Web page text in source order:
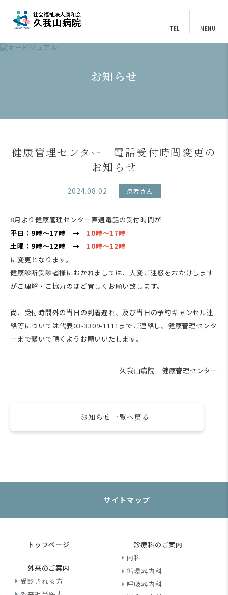
TEL MENU
お知らせ
健康管理センター 電話受付時間変更の
お知らせ
2024.08.02 患者さん
8月より健康管理センター直通電話の受付時間が
平日：9時～17時 → 10時～17時
土曜：9時～12時 → 10時～12時
に変更となります。
健康診断受診者様におかれましては、大変ご迷惑をおかけします
がご理解・ご協力のほど宜しくお願い致します。
尚、受付時間外の当日の到着遅れ、及び当日の予約キャンセル連
絡等については代表03-3309-1111までご連絡し、健康管理センタ
ーまで繋いで頂くようお願いいたします。
久我山病院 健康管理センター
お知らせ一覧へ戻る
サイトマップ
トップページ
外来のご案内
受診される方
診療科のご案内
内科
循環器内科
呼吸器内科